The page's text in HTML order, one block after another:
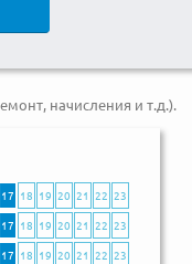
начисления и т.д.).
17 18 19 20 21 22 23
17 18 19 20 21 22 23
17 18 19 20 21 22 23